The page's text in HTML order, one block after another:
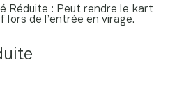
Réduite : Peut rendre le kart
lors de l’entrée en virage.